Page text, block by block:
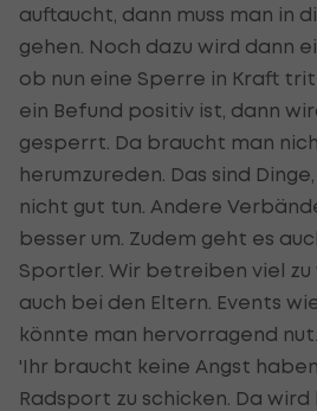
auftaucht, dann muss man in
gehen. Noch dazu wird dann
ob nun eine Sperre in Kraft
ein Befund positiv ist, dann
gesperrt. Da braucht man
herumzureden. Das sind
nicht gut tun. Andere
besser um. Zudem geht es
Sportler. Wir betreiben viel zu
auch bei den Eltern. Events
könnte man hervorragend
'Ihr braucht keine Angst
Radsport zu schicken. Da